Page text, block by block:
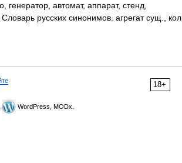
генератор, автомат, аппарат, стенд,
русских синонимов. агрегат сущ., кол
18+
WordPress, MODx.